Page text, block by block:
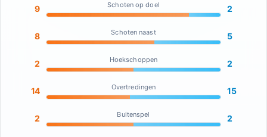
9 Schoten op doel 2
8 Schoten naast 5
2 Hoekschoppen 2
14 Overtredingen 15
2 Buitenspel 2